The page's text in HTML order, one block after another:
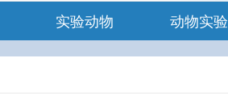
实验动物 动物实验